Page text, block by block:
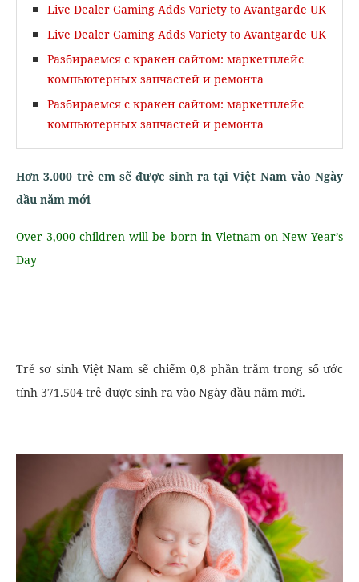
Live Dealer Gaming Adds Variety to Avantgarde UK
Live Dealer Gaming Adds Variety to Avantgarde UK
Разбираемся с кракен сайтом: маркетплейс
компьютерных запчастей и ремонта
Разбираемся с кракен сайтом: маркетплейс
компьютерных запчастей и ремонта
Hơn 3.000 trẻ em sẽ được sinh ra tại Việt Nam vào Ngày
đầu năm mới
Over 3,000 children will be born in Vietnam on New Year’s
Day
Trẻ sơ sinh Việt Nam sẽ chiếm 0,8 phần trăm trong số ước
tính 371.504 trẻ được sinh ra vào Ngày đầu năm mới.